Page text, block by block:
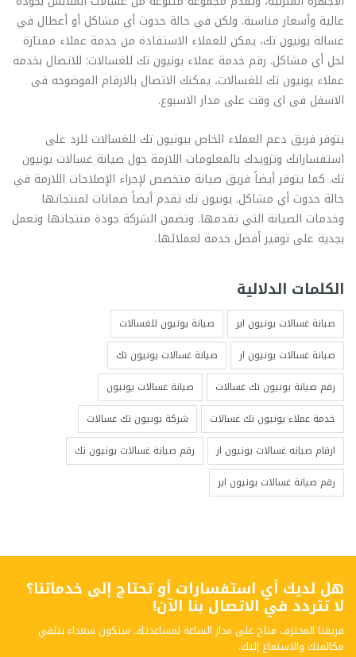
عالية وأسعار مناسبة. ولكن في حالة حدوث أي مشاكل أو أعطال في
غسالة يونيون تك، يمكن للعملاء الاستفادة من خدمة عملاء ممتازة
لحل أي مشاكل. رقم خدمة عملاء يونيون تك للغسالات: للاتصال بخدمة
عملاء يونيون تك للغسالات، يمكنك الاتصال بالارقام الموضوحه فى
الاسفل فى اى وقت على مدار الاسبوع.
يتوفر فريق دعم العملاء الخاص بيونيون تك للغسالات للرد على
استفساراتك وتزويدك بالمعلومات اللازمة حول صيانة غسالات يونيون
تك. كما يتوفر أيضاً فريق صيانة متخصص لإجراء الإصلاحات اللازمة في
حالة حدوث أي مشاكل. يونيون تك تقدم أيضاً ضمانات لمنتجاتها
وخدمات الصيانة التي تقدمها. وتضمن الشركة جودة منتجاتها وتعمل
بجدية على توفير أفضل خدمة لعملائها.
الكلمات الدلالية
صيانة غسالات يونيون اير
صيانة يونيون للغسالات
صيانة غسالات يونيون ار
صيانة غسالات يونيون تك
رقم صيانة يونيون تك غسالات
صيانة غسالات يونيون
خدمة عملاء يونيون تك غسالات
شركة يونيون تك غسالات
ارقام صيانه غسالات يونيون ار
رقم صيانة غسالات يونيون تك
رقم صيانة غسالات يونيون اير
هل لديك أي استفسارات أو تحتاج إلى خدماتنا؟
لا تتردد في الاتصال بنا الآن!
فريقنا المحترف متاح على مدار الساعة لمساعدتك. سنكون سعداء بتلقي
مكالمتك والاستماع إليك.